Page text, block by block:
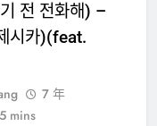
전 전화해) –
시카)(feat.
7 年
5 mins